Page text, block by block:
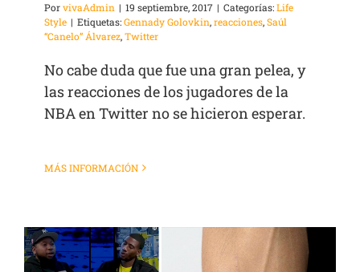
PorvivaAdmin | 19 septiembre, 2017 | Categorías:Life
Style | Etiquetas:Gennady Golovkin,reacciones,Saúl
“Canelo” Álvarez,Twitter
No cabe duda que fue una gran pelea, y
las reacciones de los jugadores de la
NBA en Twitter no se hicieron esperar.
MÁS INFORMACIÓN